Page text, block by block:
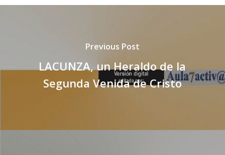
Previous Post
LACUNZA, un Heraldo de la
Segunda Venida de Cristo